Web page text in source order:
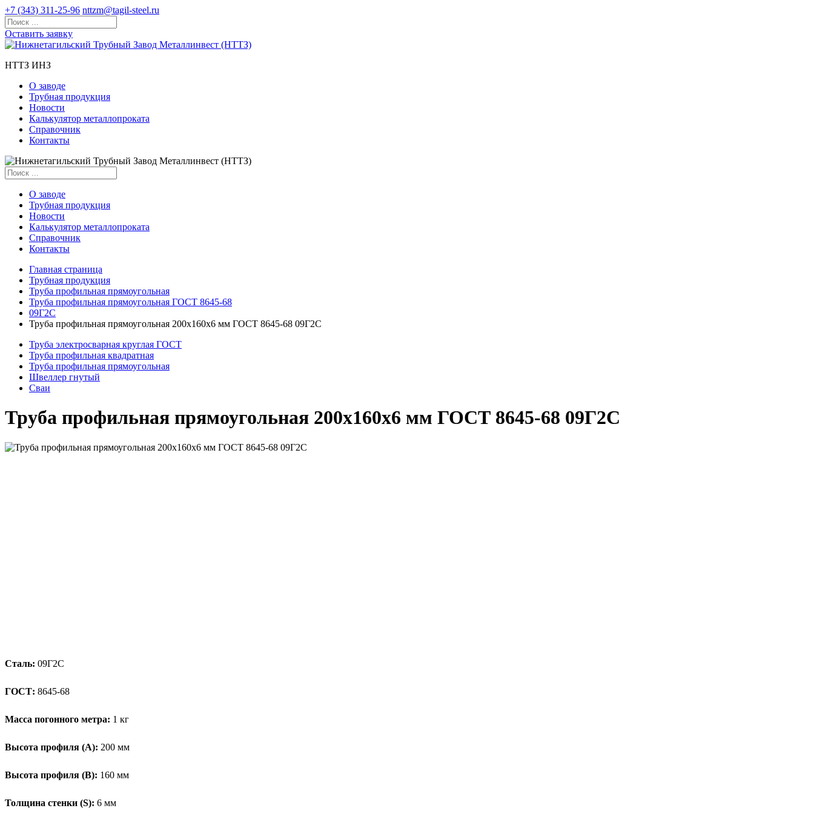
+7 (343) 311-25-96 nttzm@tagil-steel.ru
Оставить заявку
НТТЗ ИНЗ
О заводе
Трубная продукция
Новости
Калькулятор металлопроката
Справочник
Контакты
О заводе
Трубная продукция
Новости
Калькулятор металлопроката
Справочник
Контакты
Главная страница
Трубная продукция
Труба профильная прямоугольная
Труба профильная прямоугольная ГОСТ 8645-68
09Г2С
Труба профильная прямоугольная 200x160x6 мм ГОСТ 8645-68 09Г2С
Труба электросварная круглая ГОСТ
Труба профильная квадратная
Труба профильная прямоугольная
Швеллер гнутый
Сваи
Труба профильная прямоугольная 200x160x6 мм ГОСТ 8645-68 09Г2С
Сталь: 09Г2С
ГОСТ: 8645-68
Масса погонного метра: 1 кг
Высота профиля (А): 200 мм
Высота профиля (B): 160 мм
Толщина стенки (S): 6 мм